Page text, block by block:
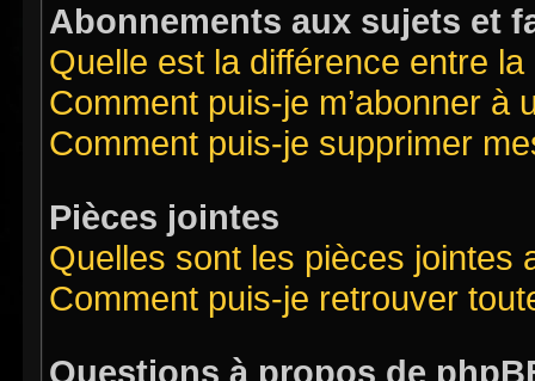
Abonnements aux sujets et
Quelle est la différence entre
Comment puis-je m’abonner
Comment puis-je supprimer
Pièces jointes
Quelles sont les pièces jointes
Comment puis-je retrouver
Questions à propos de